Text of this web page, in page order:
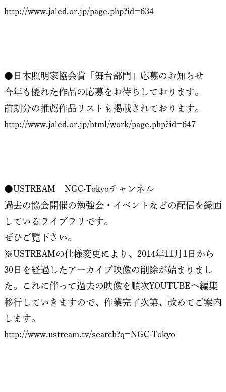
http://www.jaled.or.jp/page.php?id=634
●日本照明家協会賞「舞台部門」応募のお知らせ
今年も優れた作品の応募をお待ちしております。
前期分の推薦作品リストも掲載されております。
http://www.jaled.or.jp/html/work/page.php?id=647
●USTREAM NGC-Tokyoチャンネル
過去の協会開催の勉強会・イベントなどの配信を録画
しているライブラリです。
ぜひご覧下さい。
※USTREAMの仕様変更により、2014年11月1日から
30日を経過したアーカイブ映像の削除が始まりまし
た。これに伴って過去の映像を順次YOUTUBEへ編集
移行していきますので、作業完了次第、改めてご案内
します。
http://www.ustream.tv/search?q=NGC-Tokyo